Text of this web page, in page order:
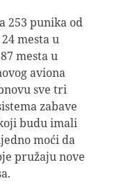
253 punika od
mesta u
mesta u
aviona
sve tri
zabave
budu imali
moći da
pružaju nove